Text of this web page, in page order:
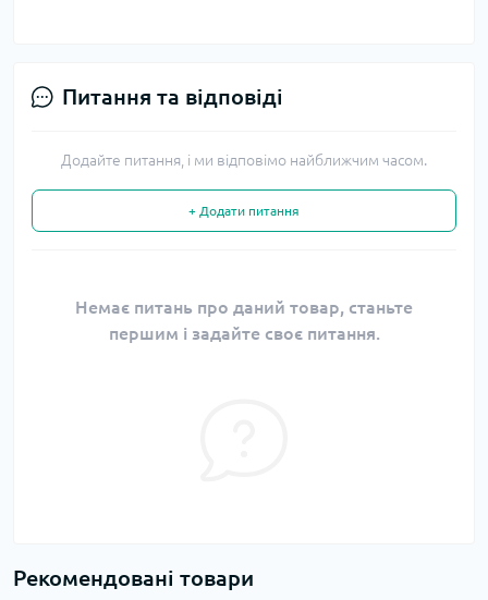
Питання та відповіді
Додайте питання, і ми відповімо найближчим часом.
+ Додати питання
Немає питань про даний товар, станьте
першим і задайте своє питання.
Рекомендовані товари